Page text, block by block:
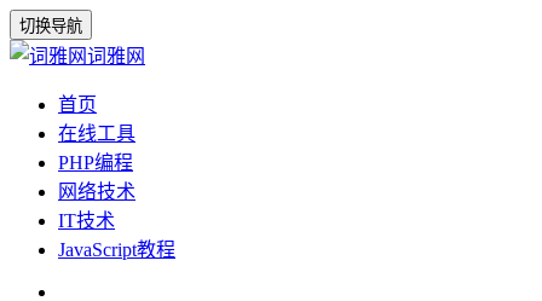
切换导航
词雅网
首页
在线工具
PHP编程
网络技术
IT技术
JavaScript教程